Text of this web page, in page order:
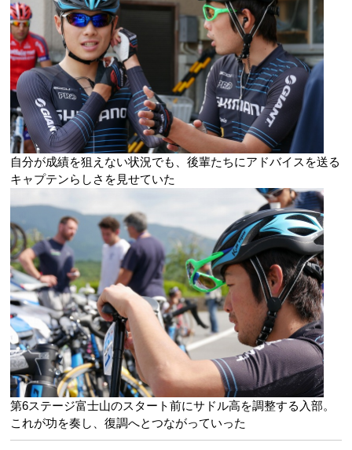
自分が成績を狙えない状況でも、後輩たちにアドバイスを送る
キャプテンらしさを見せていた
第6ステージ富士山のスタート前にサドル高を調整する入部。
これが功を奏し、復調へとつながっていった